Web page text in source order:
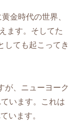
金時代の世界、
ます。そしてた
しても起こってき
が、ニューヨーク
います。これは
います。